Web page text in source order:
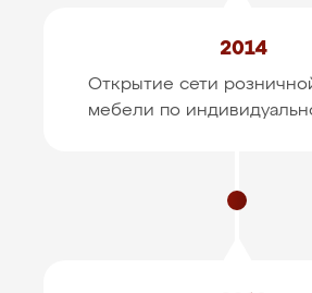
2014
Открытие сети
мебели по